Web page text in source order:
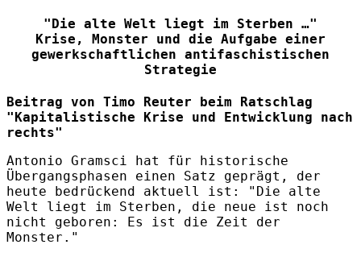
"Die alte Welt liegt im Sterben …"
Krise, Monster und die Aufgabe einer
gewerkschaftlichen antifaschistischen
Strategie
Beitrag von Timo Reuter beim Ratschlag
"Kapitalistische Krise und Entwicklung nach
rechts"
Antonio Gramsci hat für historische
Übergangsphasen einen Satz geprägt, der
heute bedrückend aktuell ist: "Die alte
Welt liegt im Sterben, die neue ist noch
nicht geboren: Es ist die Zeit der
Monster."